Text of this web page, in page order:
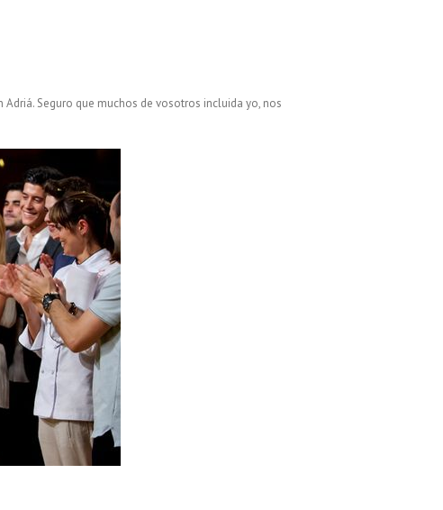
Seguro que muchos de vosotros incluida yo, nos